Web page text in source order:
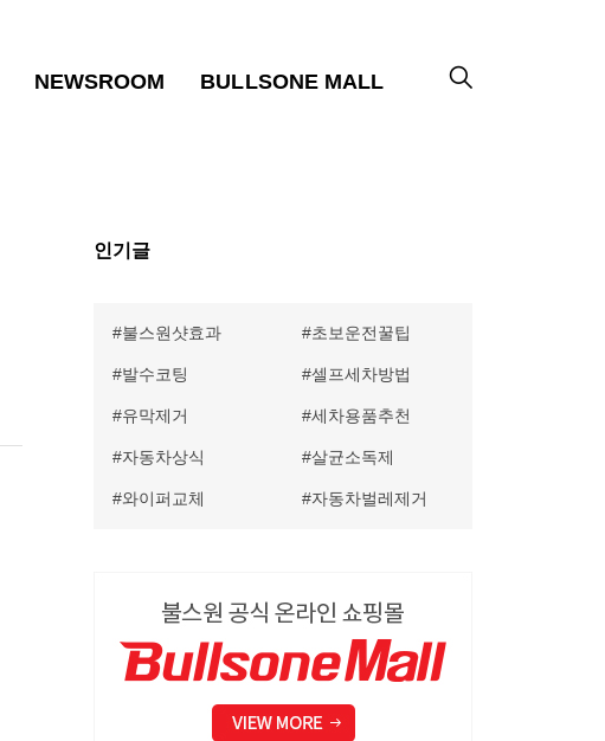
NEWSROOM BULLSONE MALL
인기글
불스원샷효과 초보운전꿀팁
발수코팅 셀프세차방법
유막제거 세차용품추천
자동차상식 살균소독제
와이퍼교체 자동차벌레제거